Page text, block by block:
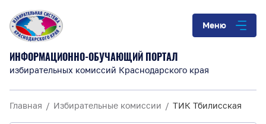
Меню
ИНФОРМАЦИОННО-ОБУЧАЮЩИЙ ПОРТАЛ
избирательных комиссий Краснодарского края
Главная Избирательные комиссии ТИК Тбилисская